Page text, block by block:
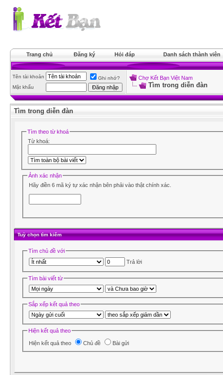
Trang chủ Đăng ký Hỏi đáp Danh sách thành viên
Tên tài khoản
Ghi nhớ?
Mật khẩu
Chợ Kết Bạn Việt Nam
Tìm trong diễn đàn
Tìm trong diễn đàn
Tìm theo từ khoá
Từ khoá:
Ảnh xác nhận
Hãy điền 6 mã ký tự xác nhận bên phải vào thật chính xác.
Tuỳ chọn tìm kiếm
Tìm chủ đề với
Trả lời
Tìm bài viết từ
Sắp xếp kết quả theo
Hiện kết quả theo
Hiện kết quả theo Chủ đề Bài gửi